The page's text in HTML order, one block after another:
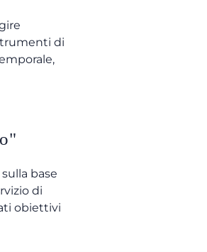
di
sulla base
di
obiettivi